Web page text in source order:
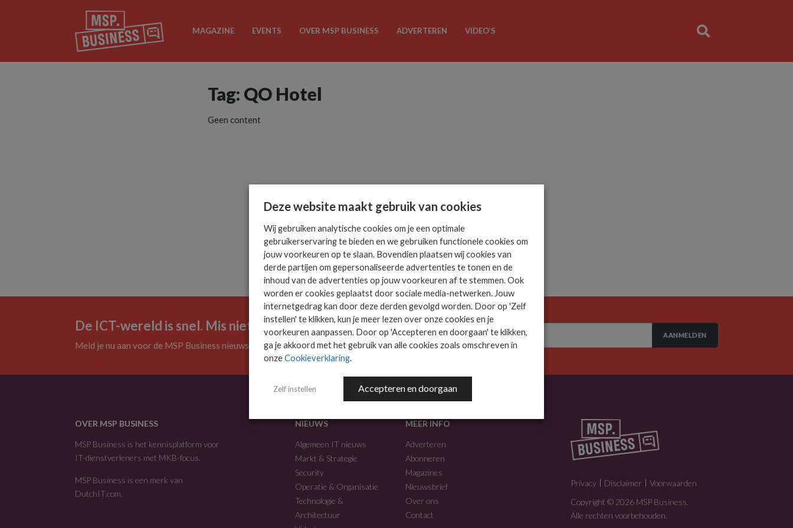
MAGAZINE EVENTS OVER MSP BUSINESS ADVERTEREN VIDEO’S
Tag: QO Hotel
Geen content
De ICT-wereld is snel. Mis niets.
Meld je nu aan voor de MSP Business nieuwsbrief.
AANMELDEN
OVER MSP BUSINESS
MSP Business is het kennisplatform voor
IT-dienstverleners met MKB-focus.
MSP Business is een merk van
DutchIT.com
NIEUWS
Algemeen IT nieuws
Markt & Strategie
Security
Operatie & Organisatie
Technologie &
Architectuur
MEER INFO
Adverteren
Abonneren
Magazines
Nieuwsbrief
Over ons
Contact
Privacy Disclaimer
Voorwaarden
Copyright © 2026 MSP Business.
Alle rechten voorbehouden.
Deze website maakt gebruik van cookies
Wij gebruiken analytische cookies om je een optimale
gebruikerservaring te bieden en we gebruiken functionele cookies om
jouw voorkeuren op te slaan. Bovendien plaatsen wij cookies van
derde partijen om gepersonaliseerde advertenties te tonen en de
inhoud van de advertenties op jouw voorkeuren af te stemmen. Ook
worden er cookies geplaatst door sociale media-netwerken. Jouw
internetgedrag kan door deze derden gevolgd worden. Door op 'Zelf
instellen' te klikken, kun je meer lezen over onze cookies en je
voorkeuren aanpassen. Door op 'Accepteren en doorgaan' te klikken,
ga je akkoord met het gebruik van alle cookies zoals omschreven in
onzeCookieverklaring.
Zelf instellen Accepteren en doorgaan